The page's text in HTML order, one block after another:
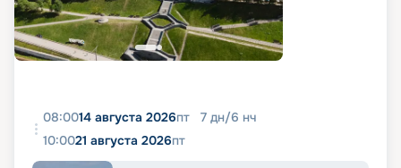
08:0014 августа 2026пт 7 дн/6 нч
10:0021 августа 2026пт